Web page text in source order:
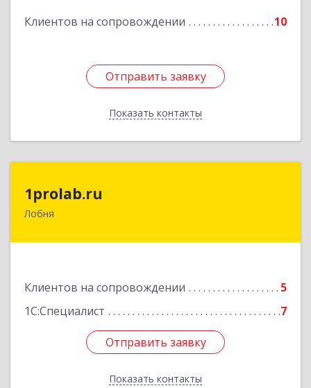
Клиентов на сопровождении 10
Отправить заявку
Показать контакты
Отправить заявку
Назад
1prolab.ru
Лобня
Клиентов на сопровождении
5
1С:Специалист
7
Отправить заявку
Показать контакты
141865, Московская обл, Дмитровский р-н,
Отправить заявку
Назад